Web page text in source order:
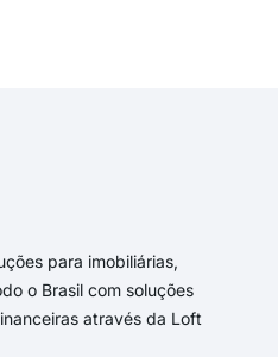
para imobiliárias,
o Brasil com soluções
através da Loft